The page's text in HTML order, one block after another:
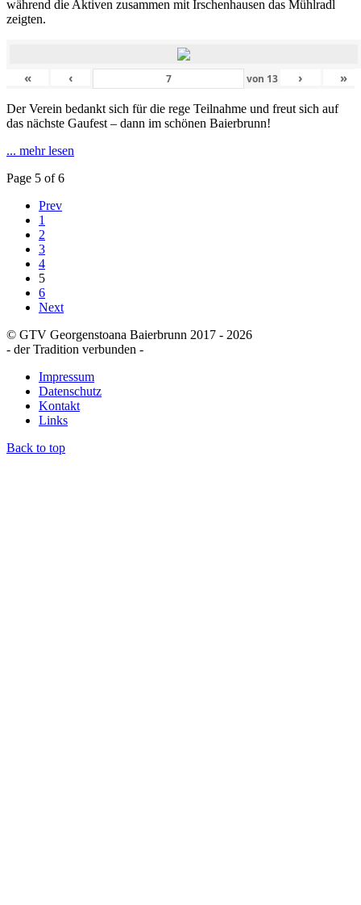
während die Aktiven zusammen mit Irschenhausen das Mühlradl
zeigten.
« ‹ von 13 › »
Der Verein bedankt sich für die rege Teilnahme und freut sich auf
das nächste Gaufest – dann im schönen Baierbrunn!
... mehr lesen
Page 5 of 6
Prev
1
2
3
4
5
6
Next
© GTV Georgenstoana Baierbrunn 2017 - 2026
- der Tradition verbunden -
Impressum
Datenschutz
Kontakt
Links
Back to top